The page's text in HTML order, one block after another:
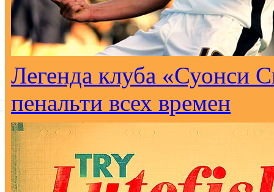
Легенда клуба «Суонси
пенальти всех времен